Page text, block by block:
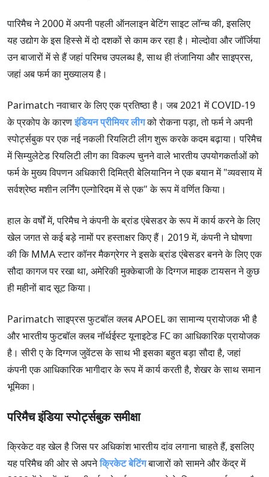
पारिमैच ने 2000 में अपनी पहली ऑनलाइन बेटिंग साइट लॉन्च की, इसलिए
यह उद्योग के इस हिस्से में दो दशकों से काम कर रहा है। मोल्दोवा और जॉर्जिया
उन बाजारों में से हैं जहां परिमच उपलब्ध है, साथ ही तंजानिया और साइप्रस,
जहां अब फर्म का मुख्यालय है।
Parimatch नवाचार के लिए एक प्रतिष्ठा है। जब 2021 में COVID-19
के प्रकोप के कारणइंडियन प्रीमियर लीगको रोकना पड़ा, तो फर्म ने अपनी
स्पोर्ट्सबुक पर एक नई नकली रियलिटी लीग शुरू करके कदम बढ़ाया। परिमैच
में सिम्युलेटेड रियलिटी लीग का विकल्प चुनने वाले भारतीय उपयोगकर्ताओं को
फर्म के मुख्य विपणन अधिकारी दिमित्री बेलियानिन ने एक बयान में "व्यवसाय में
सर्वश्रेष्ठ मशीन लर्निंग एल्गोरिदम में से एक" के रूप में वर्णित किया।
हाल के वर्षों में, परिमैच ने कंपनी के ब्रांड एंबेसडर के रूप में कार्य करने के लिए
खेल जगत से कई बड़े नामों पर हस्ताक्षर किए हैं। 2019 में, कंपनी ने घोषणा
की कि MMA स्टार कॉनर मैकग्रेगर ने इसके ब्रांड एंबेसडर बनने के लिए एक
सौदा कागज पर रखा था, अमेरिकी मुक्केबाजी के दिग्गज माइक टायसन ने कुछ
ही महीनों बाद सूट किया।
Parimatch साइप्रस फुटबॉल क्लब APOEL का सामान्य प्रायोजक भी है
और भारतीय फुटबॉल क्लब नॉर्थईस्ट यूनाइटेड FC का आधिकारिक प्रायोजक
है। सीरी ए के दिग्गज जुवेंटस के साथ भी इसका बहुत बड़ा सौदा है, जहां
कंपनी एक आधिकारिक भागीदार के रूप में कार्य करती है, शेखर के साथ समान
भूमिका।
परिमैच इंडिया स्पोर्ट्सबुक समीक्षा
क्रिकेट वह खेल है जिस पर अधिकांश भारतीय दांव लगाना चाहते हैं, इसलिए
यह परिमैच की ओर से अपनेक्रिकेट बेटिंगबाजारों को सामने और केंद्र में